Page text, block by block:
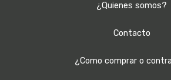
¿Quienes somos?
Contacto
¿Como comprar o